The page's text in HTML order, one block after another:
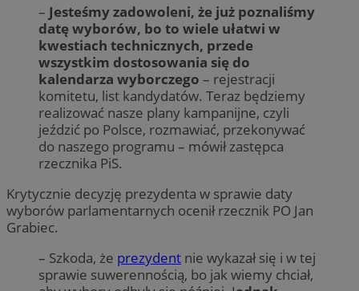
– Jesteśmy zadowoleni, że już poznaliśmy
datę wyborów, bo to wiele ułatwi w
kwestiach technicznych, przede
wszystkim dostosowania się do
kalendarza wyborczego – rejestracji
komitetu, list kandydatów. Teraz będziemy
realizować nasze plany kampanijne, czyli
jeździć po Polsce, rozmawiać, przekonywać
do naszego programu – mówił zastępca
rzecznika PiS.
Krytycznie decyzję prezydenta w sprawie daty
wyborów parlamentarnych ocenił rzecznik PO Jan
Grabiec.
– Szkoda, że prezydent nie wykazał się i w tej
sprawie suwerennością, bo jak wiemy chciał,